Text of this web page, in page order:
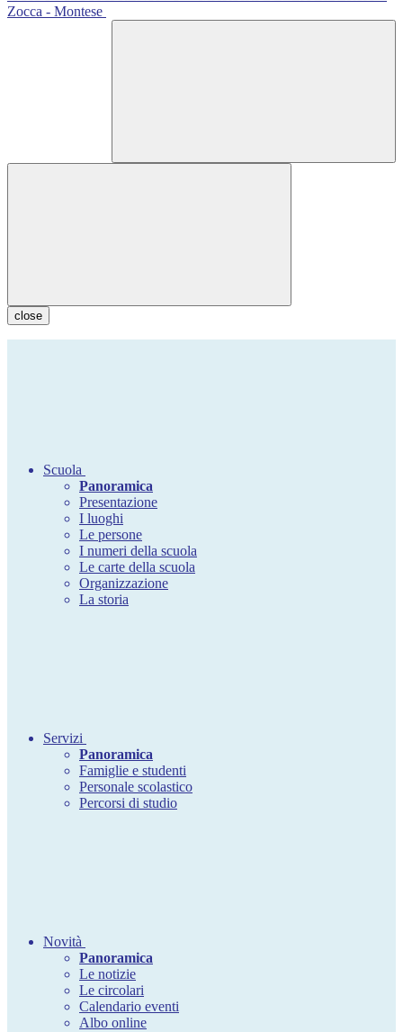
Zocca - Montese
close
Scuola
Panoramica
Presentazione
I luoghi
Le persone
I numeri della scuola
Le carte della scuola
Organizzazione
La storia
Servizi
Panoramica
Famiglie e studenti
Personale scolastico
Percorsi di studio
Novità
Panoramica
Le notizie
Le circolari
Calendario eventi
Albo online